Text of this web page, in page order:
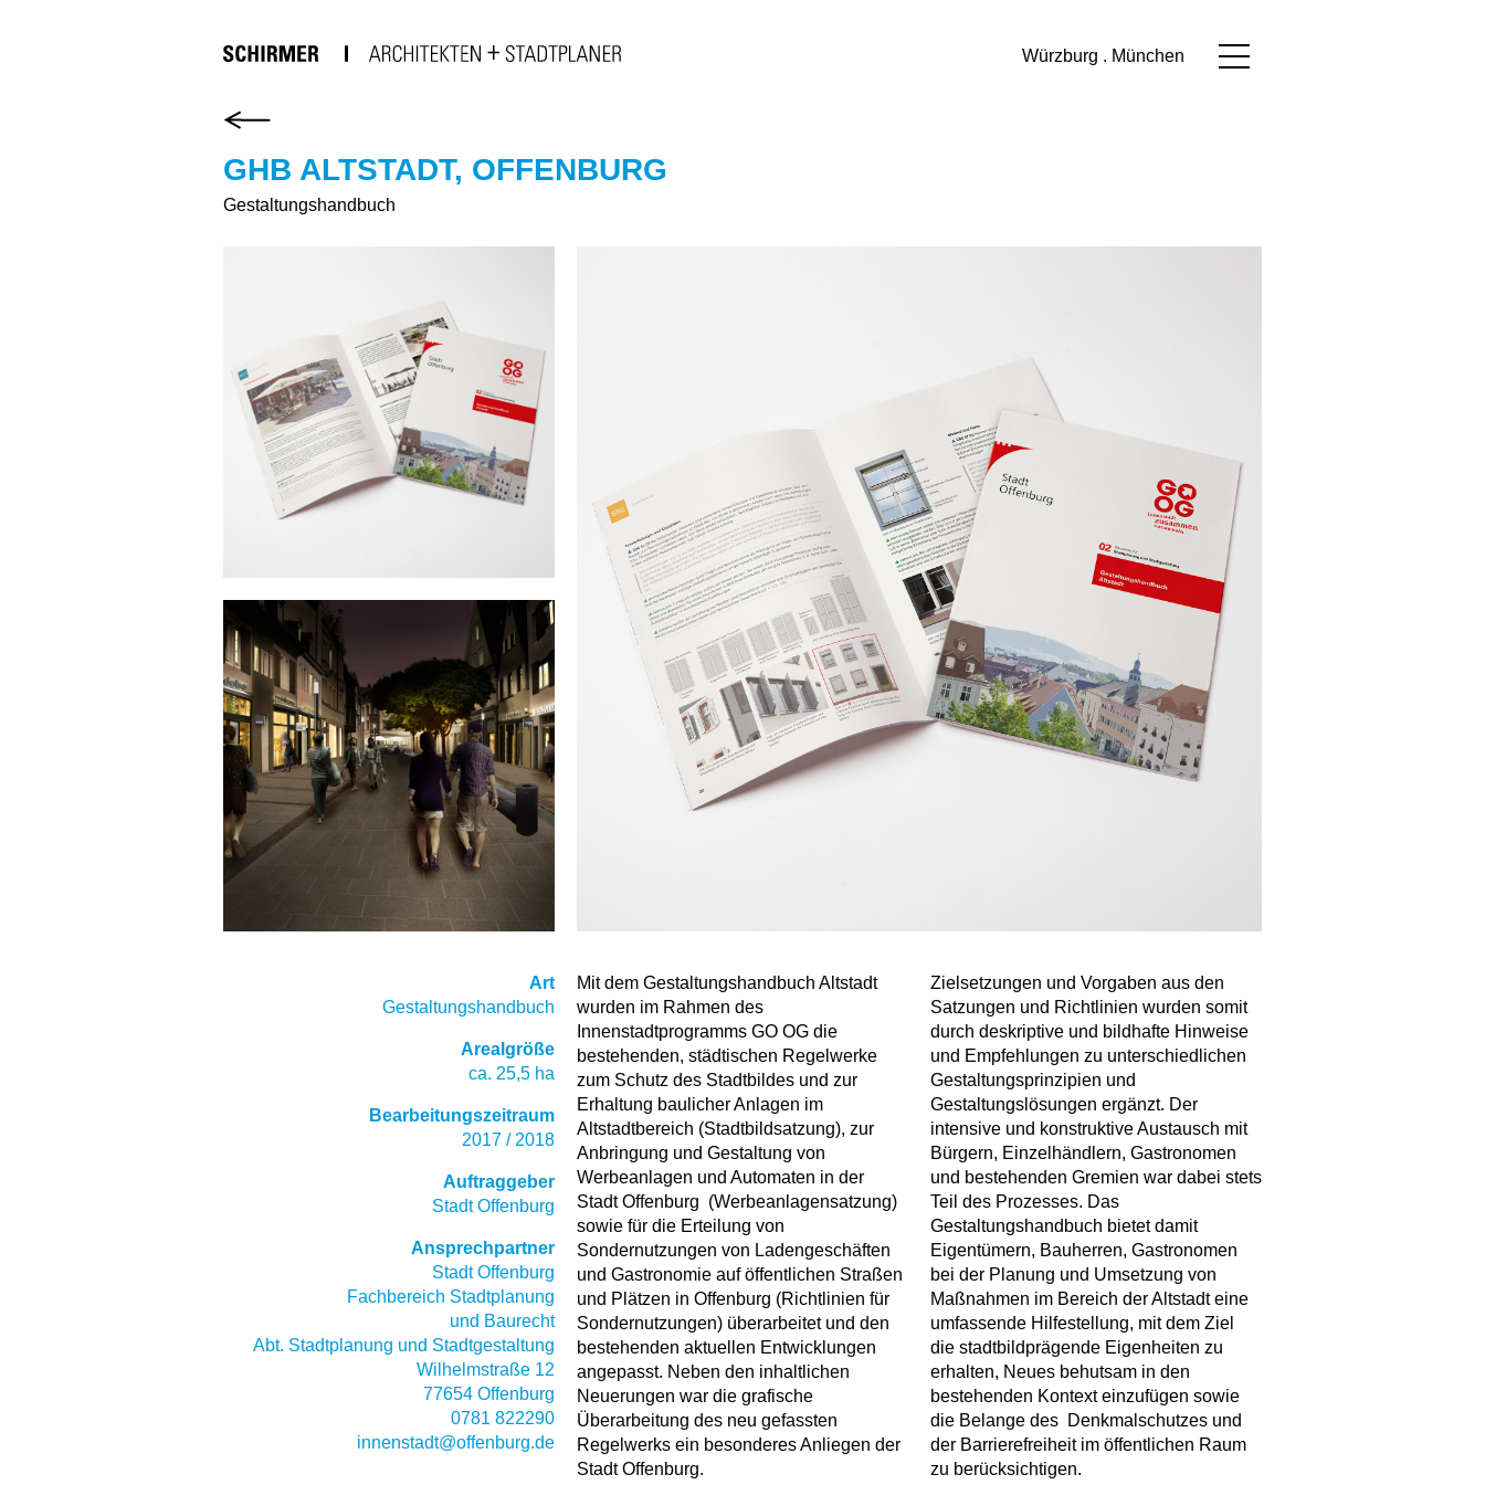
Würzburg . München
GHB ALTSTADT, OFFENBURG
Gestaltungshandbuch
Mit dem Gestaltungshandbuch Altstadt
wurden im Rahmen des
Innenstadtprogramms GO OG die
bestehenden, städtischen Regelwerke
zum Schutz des Stadtbildes und zur
Erhaltung baulicher Anlagen im
Altstadtbereich (Stadtbildsatzung), zur
Anbringung und Gestaltung von
Werbeanlagen und Automaten in der
Stadt Offenburg (Werbeanlagensatzung)
sowie für die Erteilung von
Sondernutzungen von Ladengeschäften
und Gastronomie auf öffentlichen Straßen
und Plätzen in Offenburg (Richtlinien für
Sondernutzungen) überarbeitet und den
bestehenden aktuellen Entwicklungen
angepasst. Neben den inhaltlichen
Neuerungen war die grafische
Überarbeitung des neu gefassten
Regelwerks ein besonderes Anliegen der
Stadt Offenburg.
Zielsetzungen und Vorgaben aus den
Satzungen und Richtlinien wurden somit
durch deskriptive und bildhafte Hinweise
und Empfehlungen zu unterschiedlichen
Gestaltungsprinzipien und
Gestaltungslösungen ergänzt. Der
intensive und konstruktive Austausch mit
Bürgern, Einzelhändlern, Gastronomen
und bestehenden Gremien war dabei stets
Teil des Prozesses. Das
Gestaltungshandbuch bietet damit
Eigentümern, Bauherren, Gastronomen
bei der Planung und Umsetzung von
Maßnahmen im Bereich der Altstadt eine
umfassende Hilfestellung, mit dem Ziel
die stadtbildprägende Eigenheiten zu
erhalten, Neues behutsam in den
bestehenden Kontext einzufügen sowie
die Belange des Denkmalschutzes und
der Barrierefreiheit im öffentlichen Raum
zu berücksichtigen.
Art
Gestaltungshandbuch
Arealgröße
ca. 25,5 ha
Bearbeitungszeitraum
2017 / 2018
Auftraggeber
Stadt Offenburg
Ansprechpartner
Stadt Offenburg
Fachbereich Stadtplanung
und Baurecht
Abt. Stadtplanung und Stadtgestaltung
Wilhelmstraße 12
77654 Offenburg
0781 822290
innenstadt@offenburg.de